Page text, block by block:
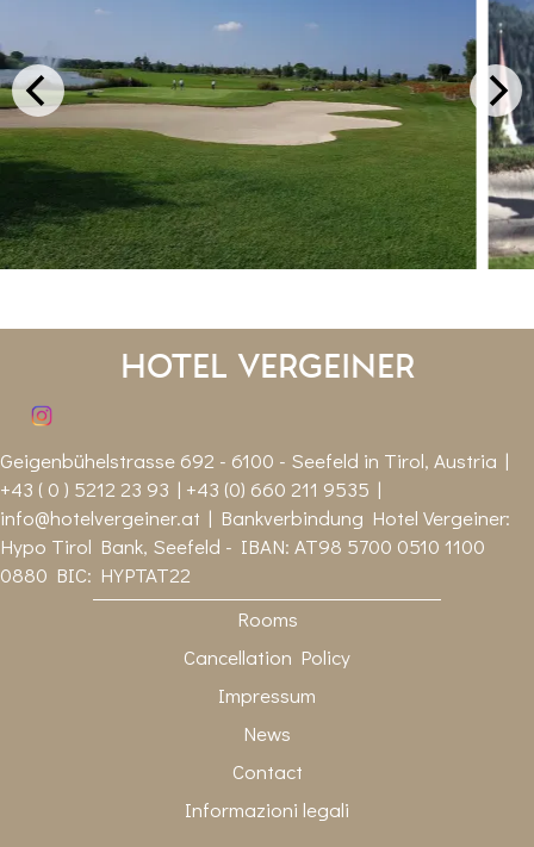
Hotel Vergeiner
Geigenbühelstrasse 692 - 6100 - Seefeld in Tirol, Austria |
+43 ( 0 ) 5212 23 93 | +43 (0) 660 211 9535 |
info@hotelvergeiner.at | Bankverbindung Hotel Vergeiner:
Hypo Tirol Bank, Seefeld - IBAN: AT98 5700 0510 1100
0880 BIC: HYPTAT22
Rooms
Cancellation Policy
Impressum
News
Contact
Informazioni legali